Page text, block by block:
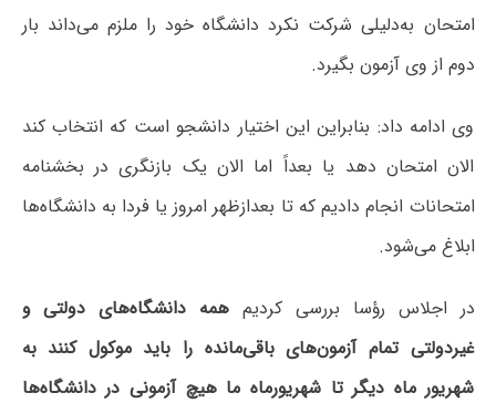
امتحان به‌دلیلی شرکت نکرد دانشگاه خود را ملزم می‌داند بار
دوم از وی آزمون بگیرد.
وی ادامه داد: بنابراین این اختیار دانشجو است که انتخاب کند
الان امتحان دهد یا بعداً اما الان یک بازنگری در بخشنامه
امتحانات انجام دادیم که تا بعدازظهر امروز یا فردا به دانشگاه‌ها
ابلاغ می‌شود.
در اجلاس رؤسا بررسی کردیم همه دانشگاه‌های دولتی و
غیردولتی تمام آزمون‌های باقی‌مانده را باید موکول کنند به
شهریور ماه دیگر تا شهریورماه ما هیچ آزمونی در دانشگاه‌ها